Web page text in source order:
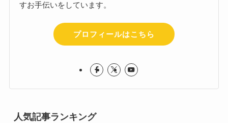
すお手伝いをしています。
プロフィールはこちら
人気記事ランキング